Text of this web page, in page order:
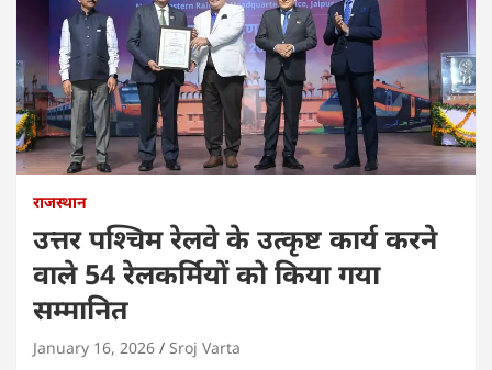
राजस्थान
उत्तर पश्चिम रेलवे के उत्कृष्ट कार्य करने
वाले 54 रेलकर्मियों को किया गया
सम्मानित
January 16, 2026 Sroj Varta